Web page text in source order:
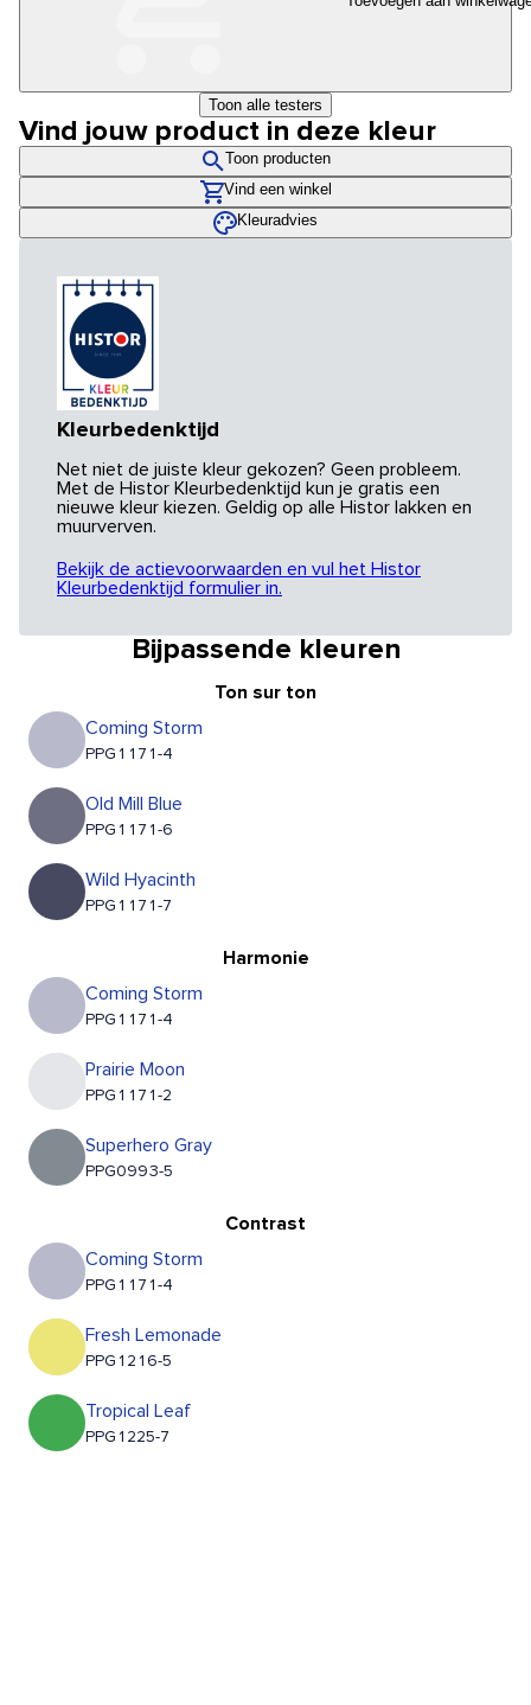
Toon alle testers
Vind jouw product in deze kleur
Toon producten
Vind een winkel
Kleuradvies
Kleurbedenktijd
Net niet de juiste kleur gekozen? Geen probleem.
Met de Histor Kleurbedenktijd kun je gratis een
nieuwe kleur kiezen. Geldig op alle Histor lakken en
muurverven.
Bekijk de actievoorwaarden en vul het Histor
Kleurbedenktijd formulier in.
Bijpassende kleuren
Ton sur ton
Coming Storm
PPG1171-4
Old Mill Blue
PPG1171-6
Wild Hyacinth
PPG1171-7
Harmonie
Coming Storm
PPG1171-4
Prairie Moon
PPG1171-2
Superhero Gray
PPG0993-5
Contrast
Coming Storm
PPG1171-4
Fresh Lemonade
PPG1216-5
Tropical Leaf
PPG1225-7